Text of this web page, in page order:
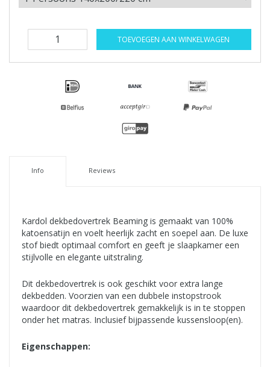
TOEVOEGEN AAN WINKELWAGEN
Info Reviews
Kardol dekbedovertrek Beaming is gemaakt van 100%
katoensatijn en voelt heerlijk zacht en soepel aan. De luxe
stof biedt optimaal comfort en geeft je slaapkamer een
stijlvolle en elegante uitstraling.
Dit dekbedovertrek is ook geschikt voor extra lange
dekbedden. Voorzien van een dubbele instopstrook
waardoor dit dekbedovertrek gemakkelijk is in te stoppen
onder het matras. Inclusief bijpassende kussensloop(en).
Eigenschappen: